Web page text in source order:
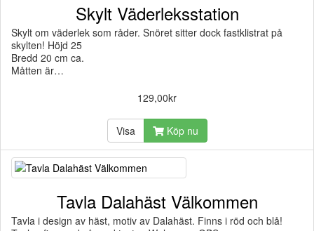
Skylt Väderleksstation
Skylt om väderlek som råder. Snöret sitter dock fastklistrat på
skylten! Höjd 25
Bredd 20 cm ca.
Måtten är…
129,00kr
Visa Köp nu
Tavla Dalahäst Välkommen
Tavla i design av häst, motiv av Dalahäst. Finns i röd och blå!